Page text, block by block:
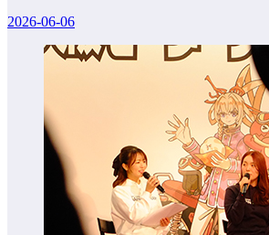
2026-06-06